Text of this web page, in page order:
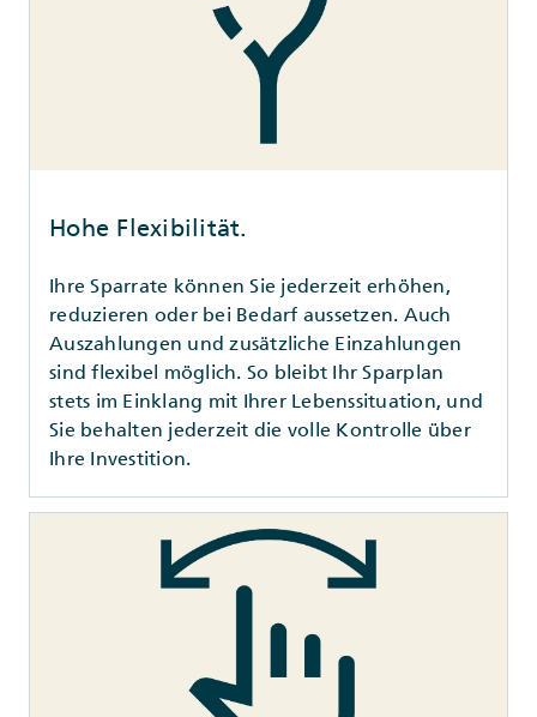
Hohe Flexibilität.
Ihre Sparrate können Sie jederzeit erhöhen,
reduzieren oder bei Bedarf aussetzen. Auch
Auszahlungen und zusätzliche Einzahlungen
sind flexibel möglich. So bleibt Ihr Sparplan
stets im Einklang mit Ihrer Lebenssituation, und
Sie behalten jederzeit die volle Kontrolle über
Ihre Investition.